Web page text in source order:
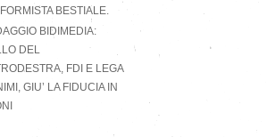
BESTIALE.
BIDIMEDIA:
DEL
FDI E LEGA
GIU’ LA FIDUCIA IN